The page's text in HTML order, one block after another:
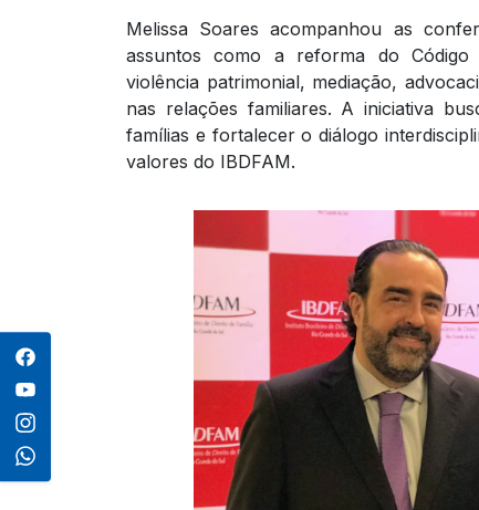
Melissa Soares acompanhou as
assuntos como a reforma do Código
violência patrimonial, mediação,
nas relações familiares. A iniciativa
famílias e fortalecer o diálogo
valores do IBDFAM.